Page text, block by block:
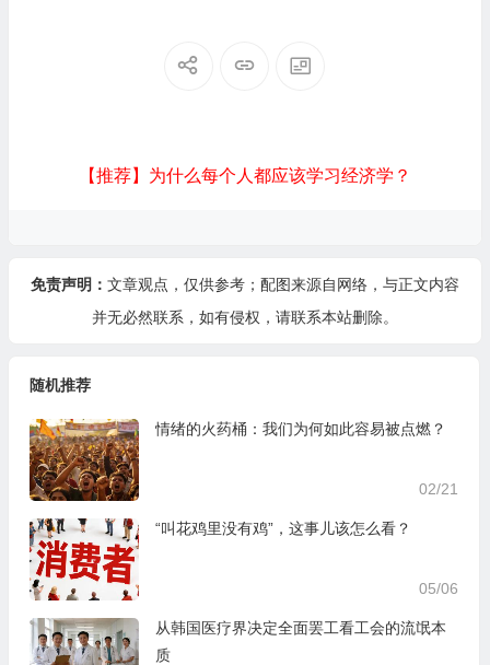
【推荐】为什么每个人都应该学习经济学？
免责声明： 文章观点，仅供参考；配图来源自网络，与正文内容
并无必然联系，如有侵权，请联系本站删除。
随机推荐
情绪的火药桶：我们为何如此容易被点燃？
02/21
“叫花鸡里没有鸡”，这事儿该怎么看？
05/06
从韩国医疗界决定全面罢工看工会的流氓本
质